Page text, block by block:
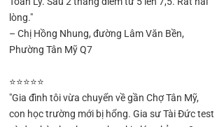
lòng."
– Chị Hồng Nhung, đường Lâm Văn Bền,
Phường Tân Mỹ Q7
⭐⭐⭐⭐⭐
"Gia đình tôi vừa chuyển về gần Chợ Tân Mỹ,
con học trường mới bị hổng. Gia sư Tài Đức test